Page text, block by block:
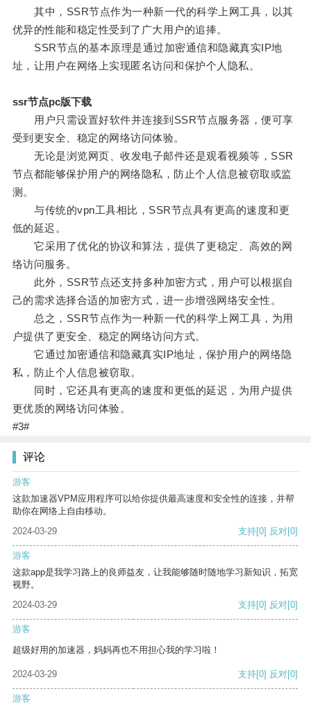
其中，SSR节点作为一种新一代的科学上网工具，以其
优异的性能和稳定性受到了广大用户的追捧。
SSR节点的基本原理是通过加密通信和隐藏真实IP地
址，让用户在网络上实现匿名访问和保护个人隐私。
ssr节点pc版下载
用户只需设置好软件并连接到SSR节点服务器，便可享
受到更安全、稳定的网络访问体验。
无论是浏览网页、收发电子邮件还是观看视频等，SSR
节点都能够保护用户的网络隐私，防止个人信息被窃取或监
测。
与传统的vpn工具相比，SSR节点具有更高的速度和更
低的延迟。
它采用了优化的协议和算法，提供了更稳定、高效的网
络访问服务。
此外，SSR节点还支持多种加密方式，用户可以根据自
己的需求选择合适的加密方式，进一步增强网络安全性。
总之，SSR节点作为一种新一代的科学上网工具，为用
户提供了更安全、稳定的网络访问方式。
它通过加密通信和隐藏真实IP地址，保护用户的网络隐
私，防止个人信息被窃取。
同时，它还具有更高的速度和更低的延迟，为用户提供
更优质的网络访问体验。
#3#
评论
游客
这款加速器VPM应用程序可以给你提供最高速度和安全性的连接，并帮
助你在网络上自由移动。
2024-03-29
支持[0] 反对[0]
游客
这款app是我学习路上的良师益友，让我能够随时随地学习新知识，拓宽
视野。
2024-03-29
支持[0] 反对[0]
游客
超级好用的加速器，妈妈再也不用担心我的学习啦！
2024-03-29 支持[0] 反对[0]
游客